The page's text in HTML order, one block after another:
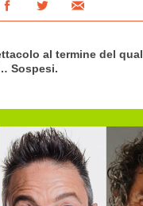
al termine del
Sospesi.